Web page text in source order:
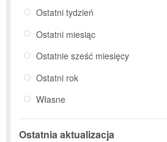
Ostatni tydzień
Ostatni miesiąc
Ostatnie sześć miesięcy
Ostatni rok
Własne
Ostatnia aktualizacja